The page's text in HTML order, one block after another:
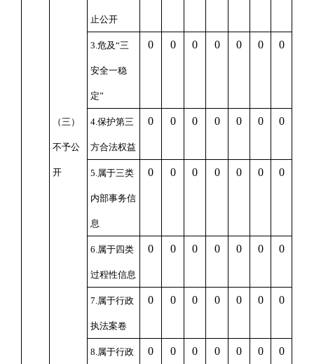
（三）
不予公
开
止公开
3.危及“三
安全一稳
定”
0 0 0 0 0 0 0
4.保护第三
方合法权益
0 0 0 0 0 0 0
5.属于三类
内部事务信
息
0 0 0 0 0 0 0
6.属于四类
过程性信息
0 0 0 0 0 0 0
7.属于行政
执法案卷
0 0 0 0 0 0 0
8.属于行政 0 0 0 0 0 0 0